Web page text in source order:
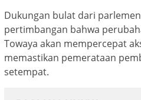
Dukungan bulat dari
pertimbangan bahwa
Towaya akan mempercepat
memastikan pemerataan
setempat.